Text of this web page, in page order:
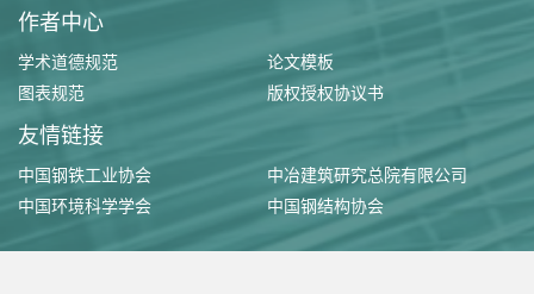
作者中心
学术道德规范
论文模板
图表规范
版权授权协议书
友情链接
中国钢铁工业协会
中冶建筑研究总院有限公司
中国环境科学学会
中国钢结构协会